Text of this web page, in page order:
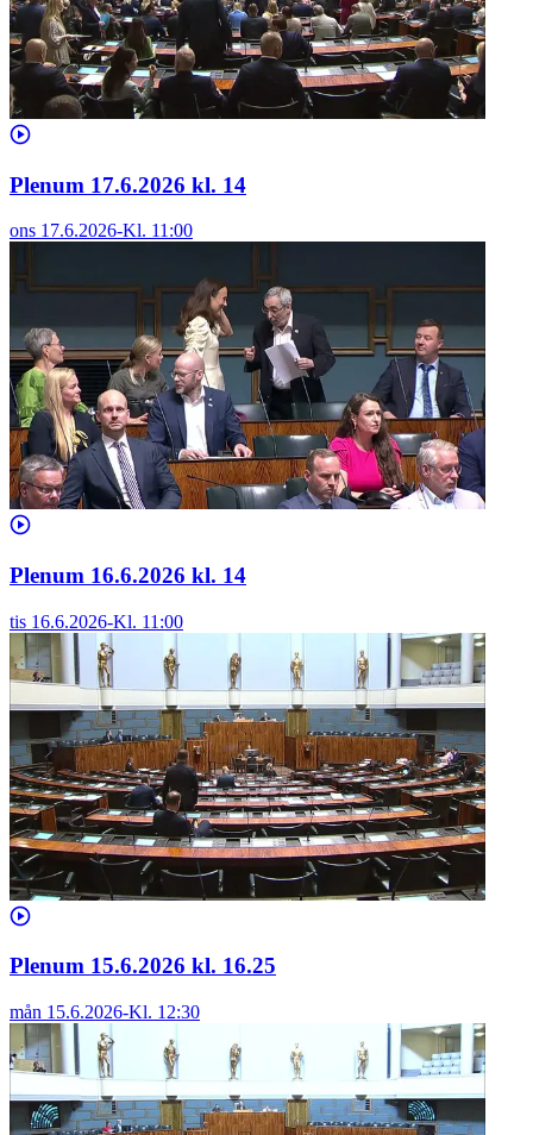
Plenum 17.6.2026 kl. 14
ons 17.6.2026-Kl. 11:00
Plenum 16.6.2026 kl. 14
tis 16.6.2026-Kl. 11:00
Plenum 15.6.2026 kl. 16.25
mån 15.6.2026-Kl. 12:30